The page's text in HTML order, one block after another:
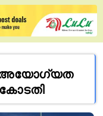
അയോഗ്യത